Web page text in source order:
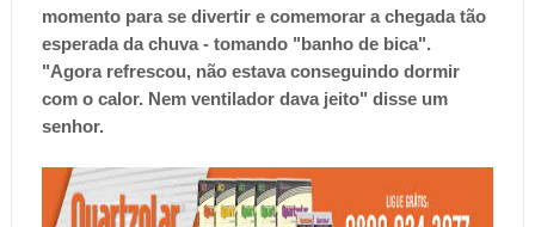
momento para se divertir e comemorar a chegada tão
esperada da chuva - tomando "banho de bica".
"Agora refrescou, não estava conseguindo dormir
com o calor. Nem ventilador dava jeito" disse um
senhor.